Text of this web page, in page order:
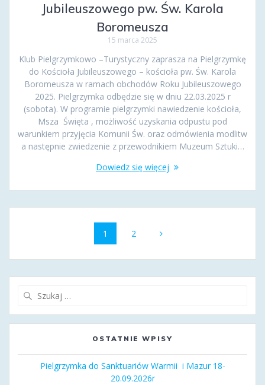
Jubileuszowego pw. Św. Karola
Boromeusza
15 marca 2025
Klub Pielgrzymkowo –Turystyczny zaprasza na Pielgrzymkę
do Kościoła Jubileuszowego – kościoła pw. Św. Karola
Boromeusza w ramach obchodów Roku Jubileuszowego
2025. Pielgrzymka odbędzie się w dniu 22.03.2025 r
(sobota). W programie pielgrzymki nawiedzenie kościoła,
Msza Święta , możliwość uzyskania odpustu pod
warunkiem przyjęcia Komunii Św. oraz odmówienia modlitw
a następnie zwiedzenie z przewodnikiem Muzeum Sztuki…
Dowiedz się więcej
Nawigacja
Strona
1 Strona
2
OSTATNIE WPISY
Pielgrzymka do Sanktuariów Warmii i Mazur 18-
20.09.2026r